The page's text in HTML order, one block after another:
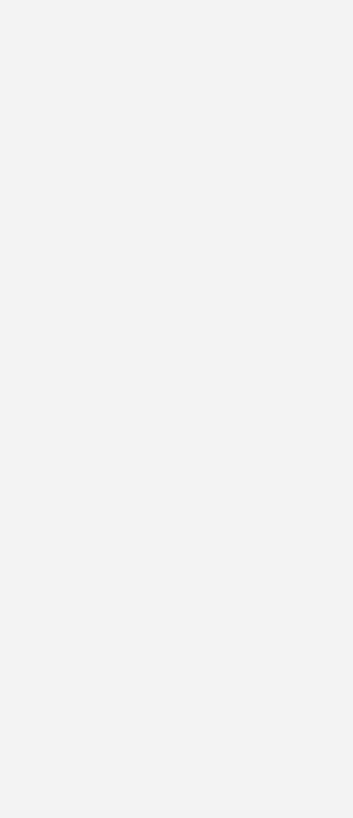
während im Boden Kampfmittel
Detonationen kommen. 2017 trieb
Baufelds von Gode Wind II. In einer
sie abgeschleppt und kontrolliert
das Problem nicht komplett aus
für die maritime Umwelt mit sich.
gelangen ins Meer, gleichzeitig sind
für gehörorientierte Meeressäuger wie
schützen, werden Blasenschleier, ähnlich
eingesetzt.
grundsätzliche Kritik. Das Problem der
jahrzehntelang kleingeredet worden, kritisiert
Stefan Nehring. Er hat 2003
und Schleswig-Holsteins die
in der Nordsee untersucht. „Dabei bin
in Aussagen zur Munitions­belastung
im Koblenzer Bundesarchiv nach alten
gesucht und bin fündig
er regelmäßig zum Thema
gebe es keine hinreichende Kenntnis
an Munition in welchem Zustand lagere.
bis heute nicht auf dem neuesten Stand“,
seien Angaben sogar extra gelöscht
kleinzureden. Er fordert – bislang vergeblich
der Hotspots von Munition und